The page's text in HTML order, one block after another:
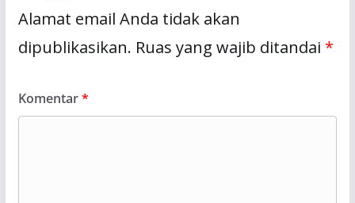
Alamat email Anda tidak akan
dipublikasikan. Ruas yang wajib ditandai *
Komentar*